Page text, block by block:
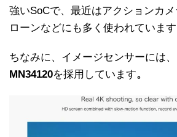
強いSoCで、最近はアクションカ
ローンなどにも多く使われています
ちなみに、イメージセンサーには、
MN34120を採用しています。